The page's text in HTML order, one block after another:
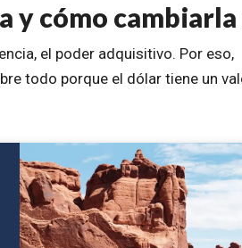
y cómo cambiarla
el poder adquisitivo. Por eso,
todo porque el dólar tiene un